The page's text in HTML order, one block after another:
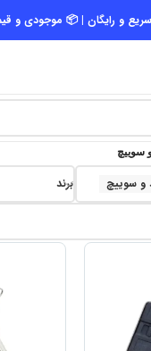
و رایگان | 📦 موجودی و
سوییچ
و سوییچ برند